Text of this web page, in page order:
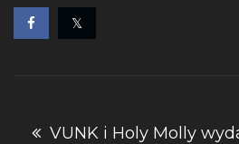
Nawigacja
VUNK i Holy Molly